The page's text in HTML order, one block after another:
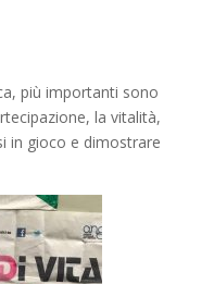
più importanti sono
la vitalità,
in gioco e dimostrare